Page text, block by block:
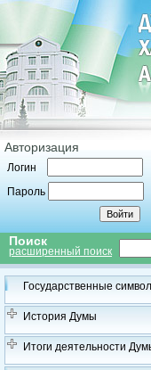
Авторизация
Логин
Пароль
Поиск
расширенный поиск
Государственные
История Думы
Итоги деятельности